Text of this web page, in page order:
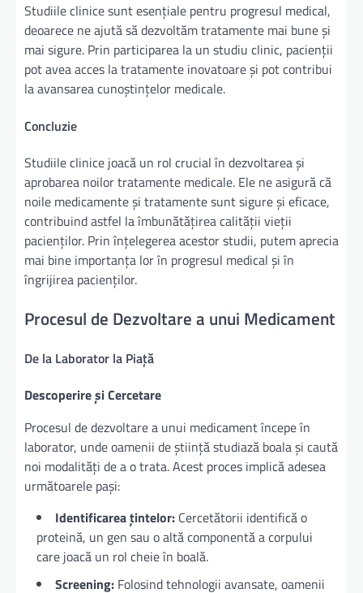
Studiile clinice sunt esențiale pentru progresul medical,
deoarece ne ajută să dezvoltăm tratamente mai bune și
mai sigure. Prin participarea la un studiu clinic, pacienții
pot avea acces la tratamente inovatoare și pot contribui
la avansarea cunoștințelor medicale.
Concluzie
Studiile clinice joacă un rol crucial în dezvoltarea și
aprobarea noilor tratamente medicale. Ele ne asigură că
noile medicamente și tratamente sunt sigure și eficace,
contribuind astfel la îmbunătățirea calității vieții
pacienților. Prin înțelegerea acestor studii, putem aprecia
mai bine importanța lor în progresul medical și în
îngrijirea pacienților.
Procesul de Dezvoltare a unui Medicament
De la Laborator la Piață
Descoperire și Cercetare
Procesul de dezvoltare a unui medicament începe în
laborator, unde oamenii de știință studiază boala și caută
noi modalități de a o trata. Acest proces implică adesea
următoarele pași:
Identificarea țintelor: Cercetătorii identifică o
proteină, un gen sau o altă componentă a corpului
care joacă un rol cheie în boală.
Screening: Folosind tehnologii avansate, oamenii